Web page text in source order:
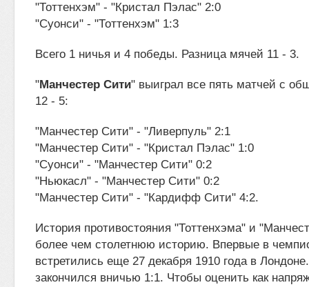
"Тоттенхэм" - "Кристал Пэлас" 2:0
"Суонси" - "Тоттенхэм" 1:3
Всего 1 ничья и 4 победы. Разница мячей 11 - 3.
"Манчестер Сити" выиграл все пять матчей с
12 - 5:
"Манчестер Сити" - "Ливерпуль" 2:1
"Манчестер Сити" - "Кристал Пэлас" 1:0
"Суонси" - "Манчестер Сити" 0:2
"Ньюкасл" - "Манчестер Сити" 0:2
"Манчестер Сити" - "Кардифф Сити" 4:2.
История противостояния "Тоттенхэма" и
более чем столетнюю историю. Впервые в
встретились еще 27 декабря 1910 года в
закончился вничью 1:1. Чтобы оценить как